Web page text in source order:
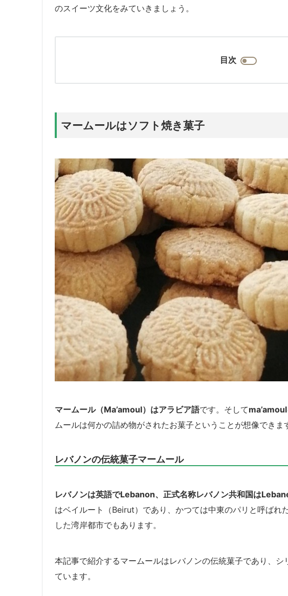
のスイーツ文化をみていきましょう。
目次
マームールはソフト焼き菓子
マームール（Ma’amoul）はアラビア語です。そして
ムールは何かの詰め物がされたお菓子ということが想像できま
レバノンの伝統菓子マームール
レバノンは英語でLebanon、正式名称レバノン共和国は
はベイルート（Beirut）であり、かつては中東のパリと呼ばれ
した湾岸都市でもあります。
本記事で紹介するマームールはレバノンの伝統菓子であり、
ています。